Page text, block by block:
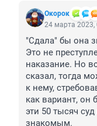
Окорок
24 марта 2023,
"Сдала" бы она
Это не
наказание. Но
сказал, тогда
к нему,
как вариант, он
эти 50 тысяч
знакомым.